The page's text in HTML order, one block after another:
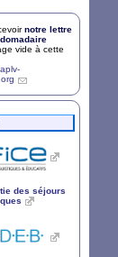
notre lettre
vide à cette
des séjours